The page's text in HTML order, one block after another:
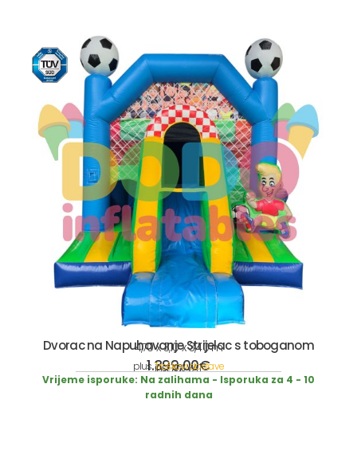
Dvorac na Napuhavanje Strijelac s toboganom
4,70 x 3,10 x 3,40 m
1.399,00€
incl. 19% VAT
plusTroškovi dostave
Vrijeme isporuke: Na zalihama - Isporuka za 4 - 10
radnih dana